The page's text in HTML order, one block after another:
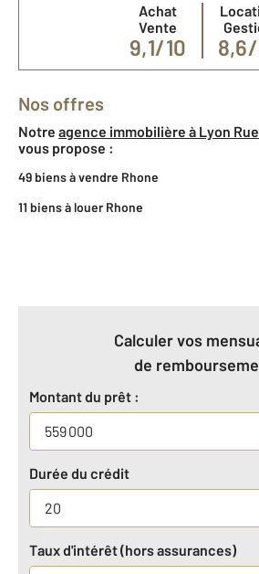
Achat
Vente
9,1/10
Nos offres
Notre agence immobilière à Lyon
vous propose :
49 biens à vendre Rhone
11 biens à louer Rhone
Calculer vos
de
Montant du prêt :
Durée du crédit
Taux d'intérêt (hors assurances)